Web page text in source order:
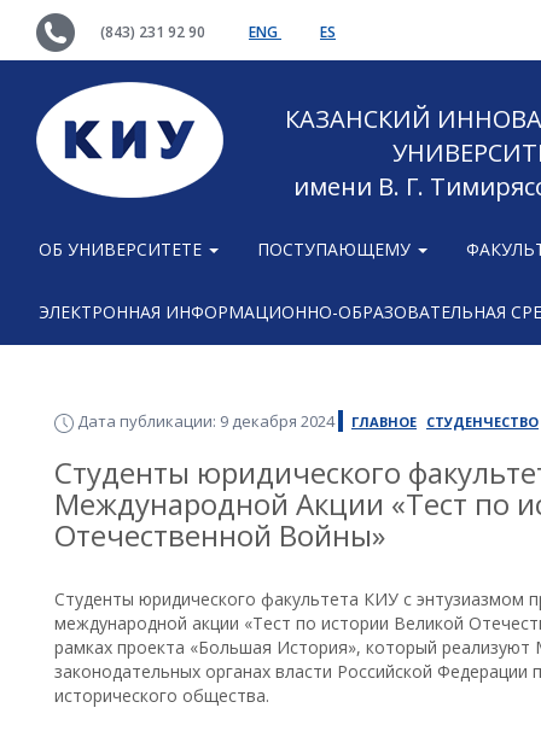
(843) 231 92 90 ENG ES
КАЗАНСКИЙ
имени В. Г.
ОБ УНИВЕРСИТЕТЕ ПОСТУПАЮЩЕМУ
ЭЛЕКТРОННАЯ ИНФОРМАЦИОННО-ОБРАЗОВАТЕЛЬНАЯ
Дата публикации: 9 декабря 2024 ГЛАВНОЕ СТУДЕНЧЕСТВО
Студенты юридического
Международной Акции «Тест по
Отечественной Войны»
Студенты юридического факультета КИУ с энтузиазмом
международной акции «Тест по истории Великой
рамках проекта «Большая История», который
законодательных органах власти Российской
исторического общества.